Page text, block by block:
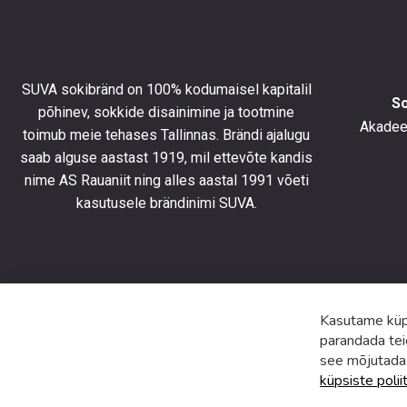
olla
kursis
SUVA sokibränd on 100% kodumaisel kapitalil
põhinev, sokkide disainimine ja tootmine
toimub meie tehases Tallinnas. Brändi ajalugu
saab alguse aastast 1919, mil ettevõte kandis
nime AS Rauaniit ning alles aastal 1991 võeti
kasutusele brändinimi SUVA.
Kasutame
parandada
see
küpsiste